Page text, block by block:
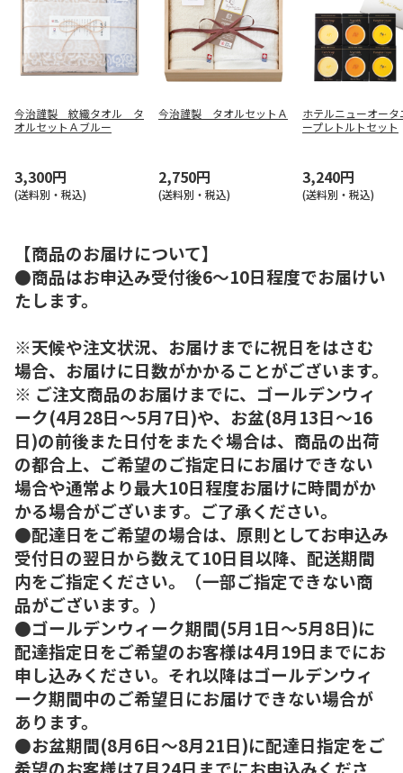
今治謹製 紋織タオル タ
オルセットＡブルー
3,300円
(送料別・税込)
今治謹製 タオルセットＡ
2,750円
(送料別・税込)
ホテルニューオー
ープレトルトセット
3,240円
(送料別・税込)
【商品のお届けについて】
●商品はお申込み受付後6～10日程度でお届けい
たします。
※天候や注文状況、お届けまでに祝日をはさむ
場合、お届けに日数がかかることがございます。
※ ご注文商品のお届けまでに、ゴールデンウィ
ーク(4月28日～5月7日)や、お盆(8月13日～16
日)の前後また日付をまたぐ場合は、商品の出荷
の都合上、ご希望のご指定日にお届けできない
場合や通常より最大10日程度お届けに時間がか
かる場合がございます。ご了承ください。
●配達日をご希望の場合は、原則としてお申込み
受付日の翌日から数えて10日目以降、配送期間
内をご指定ください。（一部ご指定できない商
品がございます。）
●ゴールデンウィーク期間(5月1日～5月8日)に
配達指定日をご希望のお客様は4月19日までにお
申し込みください。それ以降はゴールデンウィ
ーク期間中のご希望日にお届けできない場合が
あります。
●お盆期間(8月6日～8月21日)に配達日指定をご
希望のお客様は7月24日までにお申込みくださ